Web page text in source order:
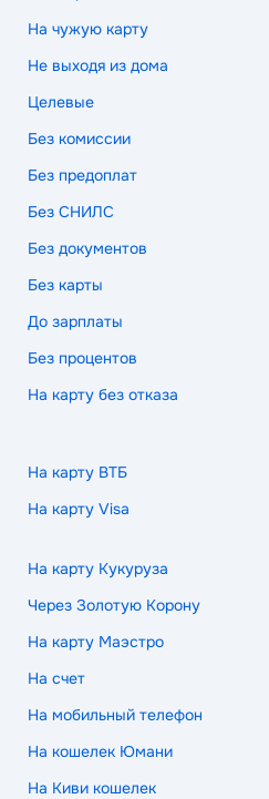
На чужую карту
Не выходя из дома
Целевые
Без комиссии
Без предоплат
Без СНИЛС
Без документов
Без карты
До зарплаты
Без процентов
На карту без отказа
На карту ВТБ
На карту Visa
На карту Кукуруза
Через Золотую Корону
На карту Маэстро
На счет
На мобильный телефон
На кошелек Юмани
На Киви кошелек